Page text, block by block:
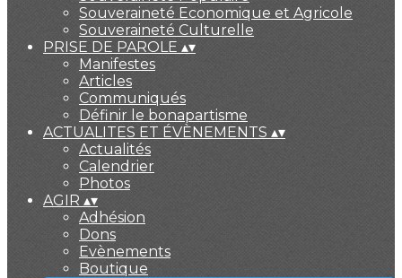
Souveraineté Economique et Agricole
Souveraineté Culturelle
PRISE DE PAROLE ▴▾
Manifestes
Articles
Communiqués
Définir le bonapartisme
ACTUALITES ET ÉVÈNEMENTS ▴▾
Actualités
Calendrier
Photos
AGIR ▴▾
Adhésion
Dons
Evènements
Boutique